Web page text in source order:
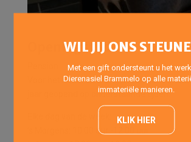
Openingstijden
Voor het halen en brengen van
jaar geopend op onderstaande tijden:
’s Morgens: 10:00 uur -12:00 uur
WIL JIJ ONS
Met een gift ondersteunt u het
Dierenasiel Brammelo op alle
immateriële manieren.
KLIK HIER